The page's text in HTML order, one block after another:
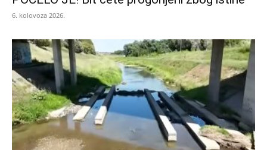
6. kolovoza 2026.